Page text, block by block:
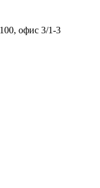
офис 3/1-3